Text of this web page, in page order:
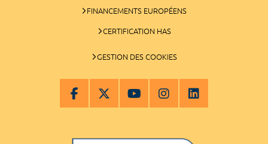
FINANCEMENTS EUROPÉENS
CERTIFICATION HAS
GESTION DES COOKIES